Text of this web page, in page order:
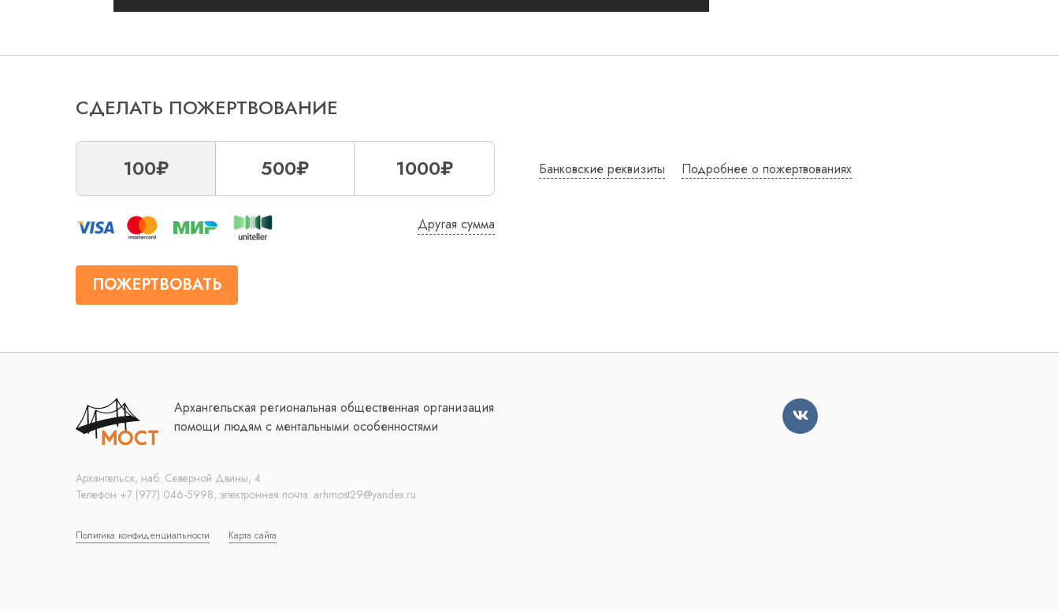
СДЕЛАТЬ ПОЖЕРТВОВАНИЕ
100₽ 500₽ 1000₽
Другая сумма
ПОЖЕРТВОВАТЬ
Банковские реквизиты Подробнее о пожертвованиях
Архангельская региональная общественная организация
помощи людям с ментальными особенностями
Архангельск, наб. Северной Двины, 4
Телефон +7 (977) 046-5998, электронная почта: arhmost29@yandex.ru
Политика конфиденциальности Карта сайта